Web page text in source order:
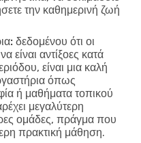
την καθημερινή ζωή
δεδομένου ότι οι
είναι αντίξοες κατά
είναι μια καλή
όπως
ή μαθήματα τοπικού
μεγαλύτερη
ομάδες, πράγμα που
πρακτική μάθηση.